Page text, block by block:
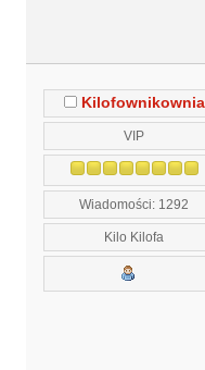
Kilofownikownia
VIP
Wiadomości: 1292
Kilo Kilofa